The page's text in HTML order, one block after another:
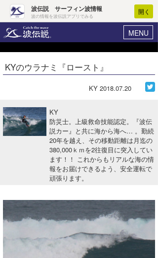
波伝説 サーフィン波情報
波の情報を波伝説アプリでみる
開く
MENU
ヘルプ マイホーム
ログイン
波情報･概況
WAVE HUNTER波予想ツール
会員メニュー
今月のプレゼント
KYのウラナミ『ロースト』
KY 2018.07.20
KY
防災士。上級救命技能認定。『波伝
説カー』と共に海から海へ… 。勤続
20年を越え、その移動距離は月迄の
380,000ｋｍを2往復目に突入してい
ます！！ これからもリアルな海の情
報をお届けできるよう、安全運転で
頑張ります。
Core Surf Japan
ファッション/グッズ
アート＆エンタメ
ショップ情報
千葉北
ウラナミ
その他